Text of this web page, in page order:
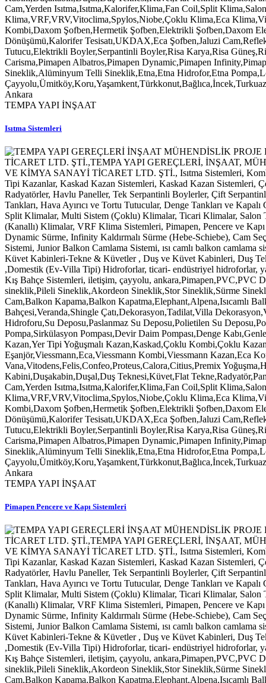
TEMPA YAPI İNŞAAT
Isıtma Sistemleri
TEMPA YAPI İNŞAAT
Pimapen Pencere ve Kapı Sistemleri